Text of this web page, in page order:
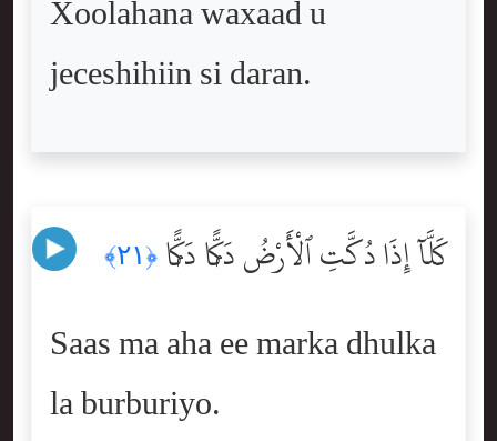
Xoolahana waxaad u
jeceshihiin si daran.
كَلَّآ إِذَا دُكَّتِ ٱلْأَرْضُ دَكًّۭا دَكًّۭا ﴿٢١﴾
Saas ma aha ee marka dhulka
la burburiyo.